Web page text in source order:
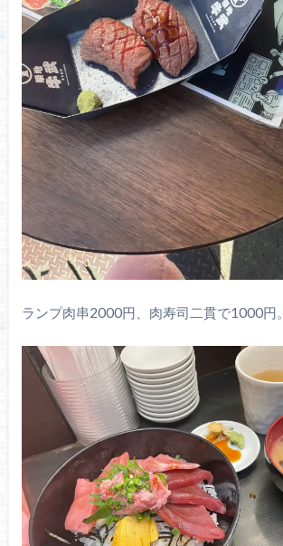
ランプ肉串2000円、肉寿司二貫で1000円。